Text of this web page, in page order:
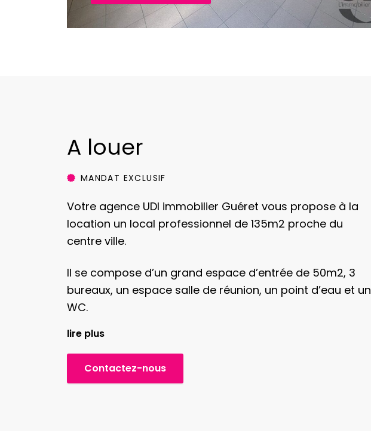
A louer
MANDAT EXCLUSIF
Votre agence UDI immobilier Guéret vous propose à la
location un local professionnel de 135m2 proche du
centre ville.
Il se compose d’un grand espace d’entrée de 50m2, 3
bureaux, un espace salle de réunion, un point d’eau et un
WC.
Chauffage individuel gaz de ville et complément
électrique.
Libre de suite.
lire plus
Contactez-nous